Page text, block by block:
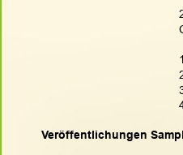
Veröffentlichungen